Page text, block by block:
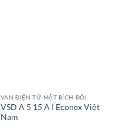
VAN ĐIỆN TỪ MẶT BÍCH ĐÔI
VSD A 5 15 A I Econex Việt
Nam